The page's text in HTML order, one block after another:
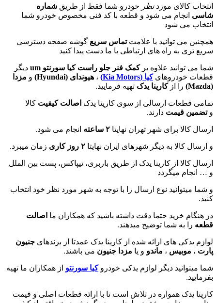
انتخاب کالای موردنظر خودرو شما فقط از طریق شماره
شاسی انجام می شود و قطعه با کد فنی مخصوص خودرو شما
انتخاب می شود
همچنین می توانید با علامتتماس سریع گوشه صفحه دسترسی
سریع تری به راه های ارتباطی با ما دست پیدا کنید
شما می توانید علاوه برکمک فنر جلو راست کیا سورنتو um
دیگر
قطعات خودروهایکیا (Kia Motors
) ، هیوندای (Hyundai
) و مزدا
(
Mazda
) را ازکارینا یدک تهیه فرمایید.
تمامی قطعات ارسالی از سوی کارینا یدک اصالت کیفیت کالا
وتضمین قیمت دارند.
ارسال کالا برای شهر تهران نهایتا ۲ ساعته انجام می شود.
و ارسال کالا به دیگر شهرهای ایران نهایتا ۲ روز کاری زمان میبرد.
ارسال کالا از کارینا یدک از طریق باربری، تیپاکس، پست بین الملل
و … انجام میگردد
و شما میتوانید نوع ارسال را با توجه به شهر مورد نظر خود انتخاب
کنید.
در هنگام خرید حتما دقت داشته باشید که همکاران ما اصالت
قطعه را به شما توضیح میدهند.
لوازم یدکی های ارائه شده از کارینا یدک عمدتا از برندهای جنیون
پارت ، موبیس ، ماندو و یا مزدا جنیون می باشند.
شما میتوانید دیگر لوازم یدکی خودروکیا سورنتو از همکاران ما تهیه
بفرمایید.
کارینا یدک همواره در تلاش است تا با ارائه قطعات اصلی و قیمت